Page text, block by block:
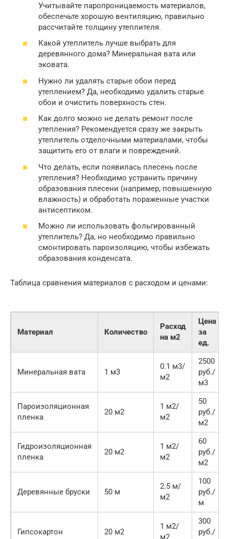
Учитывайте паропроницаемость материалов,
обеспечьте хорошую вентиляцию, правильно
рассчитайте толщину утеплителя.
Какой утеплитель лучше выбрать для
деревянного дома? Минеральная вата или
эковата.
Нужно ли удалять старые обои перед
утеплением? Да, необходимо удалить старые
обои и очистить поверхность стен.
Как долго можно не делать ремонт после
утепления? Рекомендуется сразу же закрыть
утеплитель отделочными материалами, чтобы
защитить его от влаги и повреждений.
Что делать, если появилась плесень после
утепления? Необходимо устранить причину
образования плесени (например, повышенную
влажность) и обработать пораженные участки
антисептиком.
Можно ли использовать фольгированный
утеплитель? Да, но необходимо правильно
смонтировать пароизоляцию, чтобы избежать
образования конденсата.
Таблица сравнения материалов с расходом и ценами:
Материал Количество
Расход
на м2
Цена
за
ед.
Минеральная вата 1 м3
0.1 м3/
м2
2500
руб./
м3
Пароизоляционная
пленка
20 м2
1 м2/
м2
50
руб./
м2
Гидроизоляционная
пленка
20 м2
1 м2/
м2
60
руб./
м2
Деревянные бруски 50 м
2.5 м/
м2
100
руб./
м
Гипсокартон 20 м2
1 м2/
м2
300
руб./